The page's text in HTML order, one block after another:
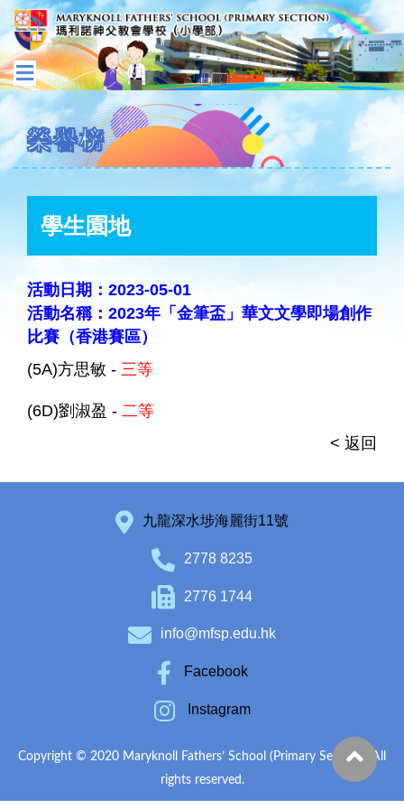
榮譽榜
學生園地
活動日期：2023-05-01
活動名稱：2023年「金筆盃」華文文學即場創作
比賽（香港賽區）
(5A)方思敏 - 三等
(6D)劉淑盈 - 二等
< 返回
九龍深水埗海麗街11號
2778 8235
2776 1744
info@mfsp.edu.hk
Facebook
Instagram
Copyright © 2020 Maryknoll Fathers’ School (Primary Section). All
rights reserved.